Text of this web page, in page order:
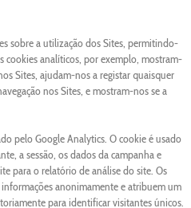
sobre a utilização dos Sites, permitindo-
cookies analíticos, por exemplo, mostram-
Sites, ajudam-nos a registar quaisquer
nos Sites, e mostram-nos se a
pelo Google Analytics. O cookie é usado
a sessão, os dados da campanha e
para o relatório de análise do site. Os
anonimamente e atribuem um
para identificar visitantes únicos.